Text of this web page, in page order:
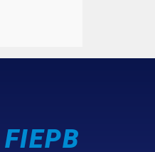
FIEPB